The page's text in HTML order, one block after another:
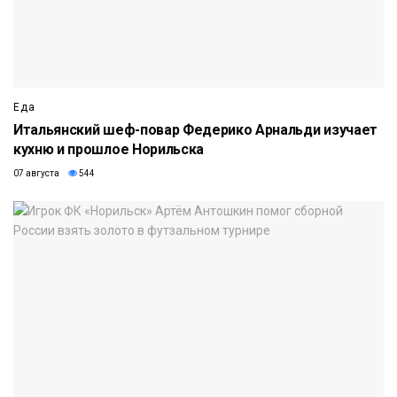
Еда
Итальянский шеф-повар Федерико Арнальди изучает
кухню и прошлое Норильска
07 августа 544